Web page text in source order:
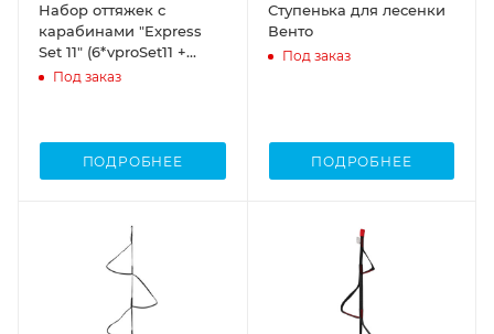
Набор оттяжек с
карабинами "Express
Set 11" (6*vproSet11 +
vpro0048 Венто
Под заказ
ПОДРОБНЕЕ
Ступенька для лесенки
Венто
Под заказ
ПОДРОБНЕЕ